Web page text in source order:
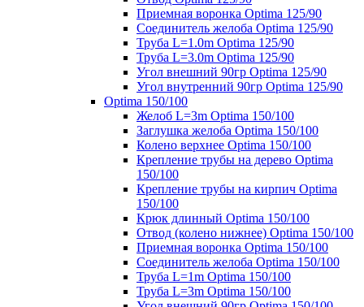
Приемная воронка Optima 125/90
Соединитель желоба Optima 125/90
Труба L=1.0m Optima 125/90
Труба L=3.0m Optima 125/90
Угол внешний 90гр Optima 125/90
Угол внутренний 90гр Optima 125/90
Optima 150/100
Желоб L=3m Optima 150/100
Заглушка желоба Optima 150/100
Колено верхнее Optima 150/100
Крепление трубы на дерево Optima
150/100
Крепление трубы на кирпич Optima
150/100
Крюк длинный Optima 150/100
Отвод (колено нижнее) Optima 150/100
Приемная воронка Optima 150/100
Соединитель желоба Optima 150/100
Труба L=1m Optima 150/100
Труба L=3m Optima 150/100